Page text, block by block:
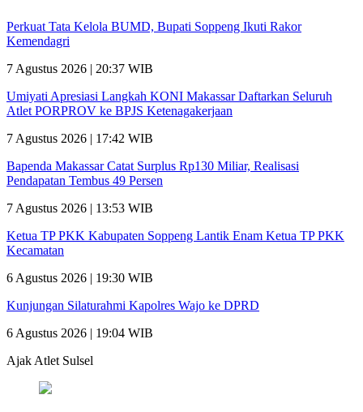
Perkuat Tata Kelola BUMD, Bupati Soppeng Ikuti Rakor
Kemendagri
7 Agustus 2026 | 20:37 WIB
Umiyati Apresiasi Langkah KONI Makassar Daftarkan Seluruh
Atlet PORPROV ke BPJS Ketenagakerjaan
7 Agustus 2026 | 17:42 WIB
Bapenda Makassar Catat Surplus Rp130 Miliar, Realisasi
Pendapatan Tembus 49 Persen
7 Agustus 2026 | 13:53 WIB
Ketua TP PKK Kabupaten Soppeng Lantik Enam Ketua TP PKK
Kecamatan
6 Agustus 2026 | 19:30 WIB
Kunjungan Silaturahmi Kapolres Wajo ke DPRD
6 Agustus 2026 | 19:04 WIB
Ajak Atlet Sulsel